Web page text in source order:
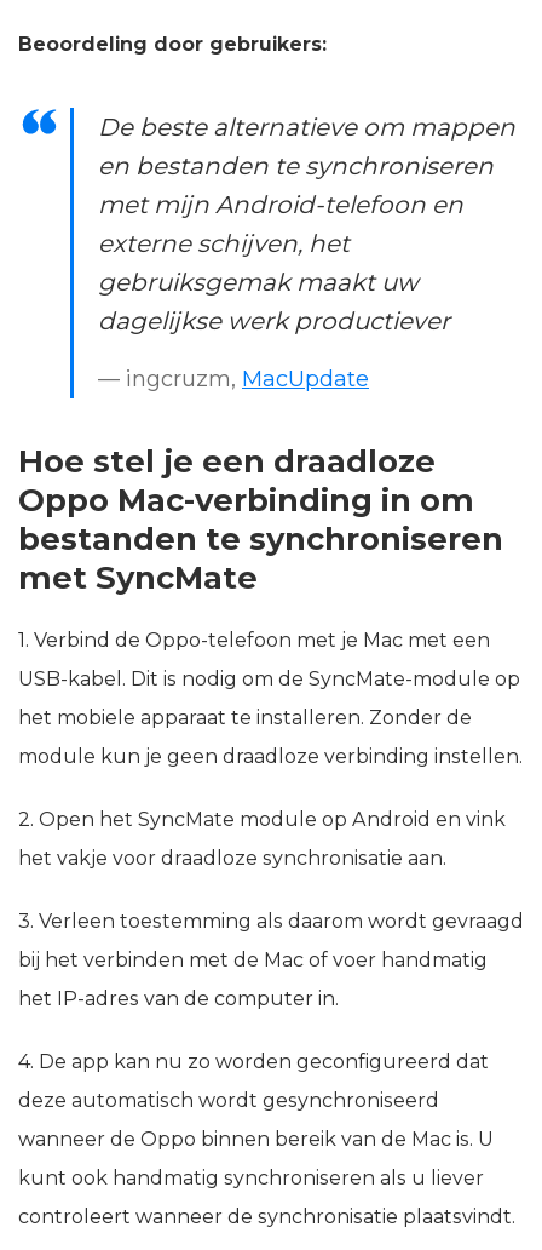
Beoordeling door gebruikers:
De beste alternatieve om mappen
en bestanden te synchroniseren
met mijn Android-telefoon en
externe schijven, het
gebruiksgemak maakt uw
dagelijkse werk productiever
— ingcruzm, MacUpdate
Hoe stel je een draadloze
Oppo Mac-verbinding in om
bestanden te synchroniseren
met SyncMate
1. Verbind de Oppo-telefoon met je Mac met een
USB-kabel. Dit is nodig om de SyncMate-module op
het mobiele apparaat te installeren. Zonder de
module kun je geen draadloze verbinding instellen.
2. Open het SyncMate module op Android en vink
het vakje voor draadloze synchronisatie aan.
3. Verleen toestemming als daarom wordt gevraagd
bij het verbinden met de Mac of voer handmatig
het IP-adres van de computer in.
4. De app kan nu zo worden geconfigureerd dat
deze automatisch wordt gesynchroniseerd
wanneer de Oppo binnen bereik van de Mac is. U
kunt ook handmatig synchroniseren als u liever
controleert wanneer de synchronisatie plaatsvindt.